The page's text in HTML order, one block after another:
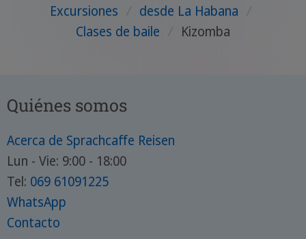
Excursiones
desde La Habana
Clases de baile
Kizomba
Quiénes somos
Acerca de Sprachcaffe Reisen
Lun - Vie: 9:00 - 18:00
Tel: 069 61091225
WhatsApp
Contacto